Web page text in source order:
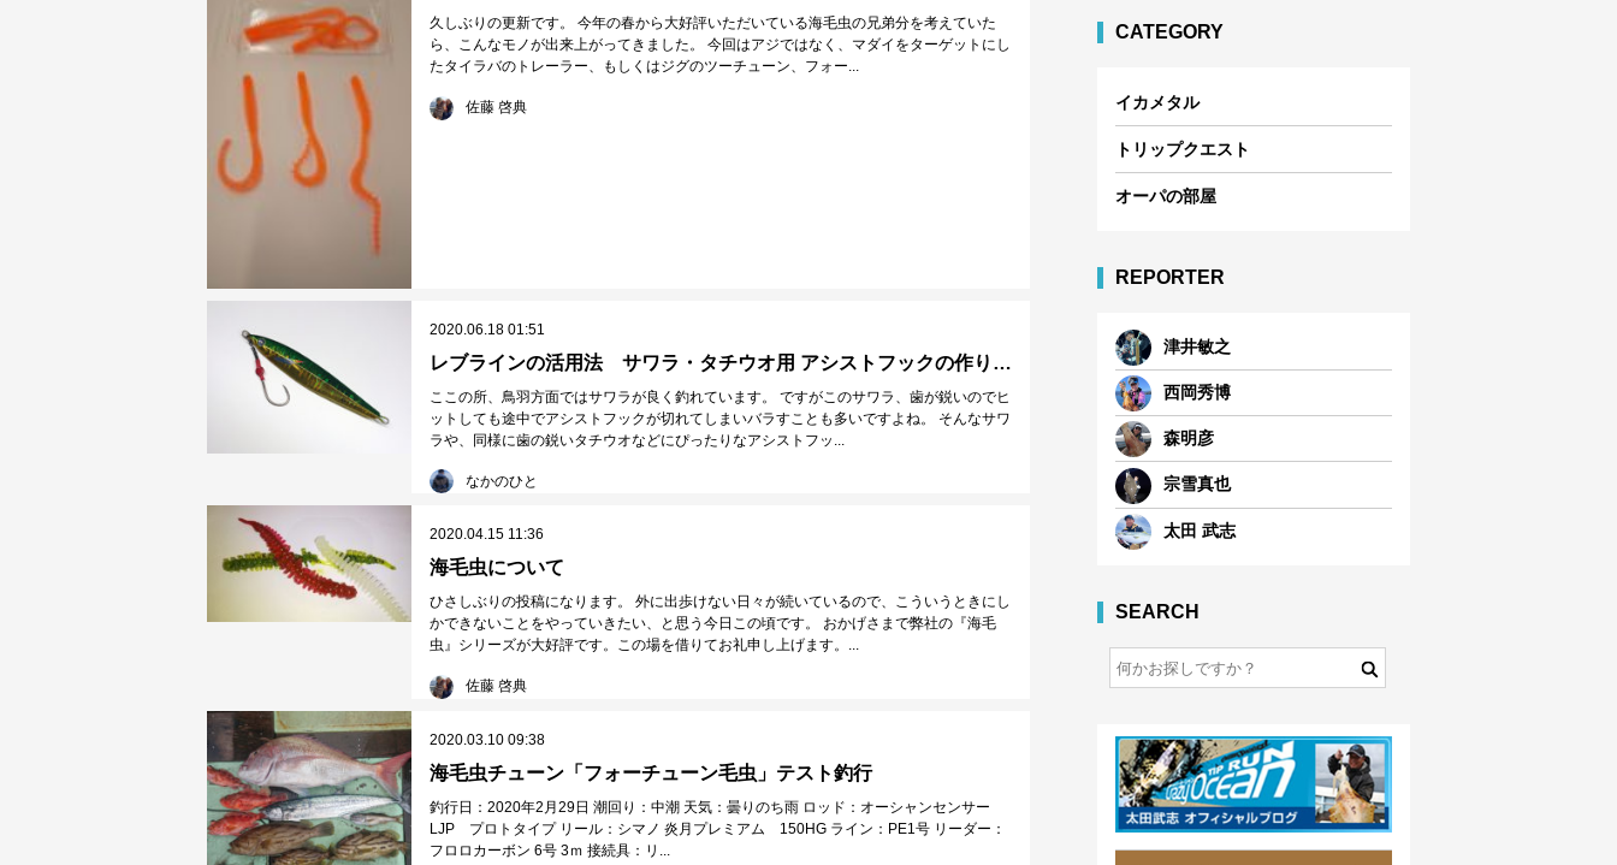
久しぶりの更新です。 今年の春から大好評いただいている海毛虫の兄弟分を考えていた
ら、こんなモノが出来上がってきました。 今回はアジではなく、マダイをターゲットにし
たタイラバのトレーラー、もしくはジグのツーチューン、フォー...
佐藤 啓典
2020.06.18 01:51
レブラインの活用法 サワラ・タチウオ用 アシストフックの作り方を紹介
ここの所、鳥羽方面ではサワラが良く釣れています。 ですがこのサワラ、歯が鋭いのでヒ
ットしても途中でアシストフックが切れてしまいバラすことも多いですよね。 そんなサワ
ラや、同様に歯の鋭いタチウオなどにぴったりなアシストフッ...
なかのひと
2020.04.15 11:36
海毛虫について
ひさしぶりの投稿になります。 外に出歩けない日々が続いているので、こういうときにし
かできないことをやっていきたい、と思う今日この頃です。 おかげさまで弊社の『海毛
虫』シリーズが大好評です。この場を借りてお礼申し上げます。...
佐藤 啓典
2020.03.10 09:38
海毛虫チューン「フォーチューン毛虫」テスト釣行
釣行日：2020年2月29日 潮回り：中潮 天気：曇りのち雨 ロッド：オーシャンセンサー
LJP プロトタイプ リール：シマノ 炎月プレミアム 150HG ライン：PE1号 リーダー：
フロロカーボン 6号 3ｍ 接続具：リ...
CATEGORY
イカメタル
トリップクエスト
オーパの部屋
REPORTER
津井敏之
西岡秀博
森明彦
宗雪真也
太田 武志
SEARCH